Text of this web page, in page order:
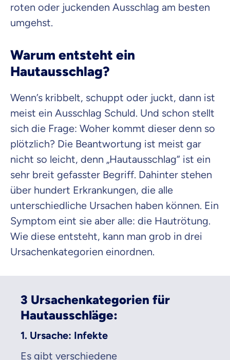
roten oder juckenden Ausschlag am besten
umgehst.
Warum entsteht ein
Hautausschlag?
Wenn’s kribbelt, schuppt oder juckt, dann ist
meist ein Ausschlag Schuld. Und schon stellt
sich die Frage: Woher kommt dieser denn so
plötzlich? Die Beantwortung ist meist gar
nicht so leicht, denn „Hautausschlag“ ist ein
sehr breit gefasster Begriff. Dahinter stehen
über hundert Erkrankungen, die alle
unterschiedliche Ursachen haben können. Ein
Symptom eint sie aber alle: die Hautrötung.
Wie diese entsteht, kann man grob in drei
Ursachenkategorien einordnen.
3 Ursachenkategorien für
Hautausschläge:
1. Ursache: Infekte
Es gibt verschiedene
Beamten
Versicherung
Versicherung
Krankenhaus
Versicherung
Mit dem Abschicken meiner Daten erkläre ich meineEinwilligung
Kontaktaufnahme durch ottonova.
Weiter zu deinen Informationen